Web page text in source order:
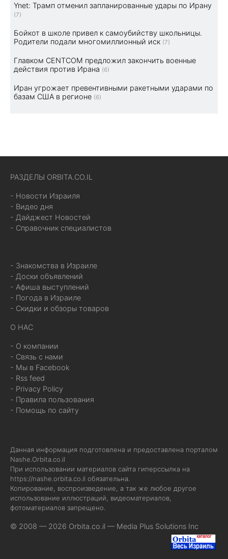
Ynet: Трамп отменил запланированные удары по Ирану
(7)
Бойкот в школе привел к самоубийству школьницы.
Родители подали многомиллионный иск (7)
Главком CENTCOM предложил закончить военные
действия против Ирана (6)
Иран угрожает превентивными ракетными ударами по
базам США в регионе (6)
РАЗДЕЛЫ ORBITA.CO.IL
- Новости Израиля
- Видео дня
- Дайджест Новостей
- Справочник специалистов
- Знакомства в Израиле
- Доски объявлений
- Афиша выступлений
- Погода в Израиле
- Скидки и обзоры товаров
О НАС
- О компании
- Связь с нами
- Мы в Facebook
- Rss feed
- Privacy Policy
- Правила пользования
- Помощь по сайту
Данная информация подготовлена и предоставлена порталом
Nashe.Orbita.co.il
При использовании материалов сайта гиперссылка на
https://nashe.orbita.co.il обязательна.
Копирование, воспроизведение, а так же любое другое
использование иллюстраций, видеоматериалов,
фотоматериалов запрещено.
© 2008 — 2026 Orbita.co.il — Media Plus Solutions Inc